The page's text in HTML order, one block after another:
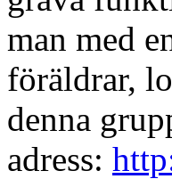
man med
föräldrar,
denna
adress: